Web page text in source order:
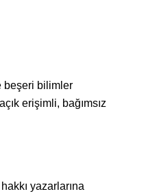
beşeri bilimler
erişimli, bağımsız
yazarlarına